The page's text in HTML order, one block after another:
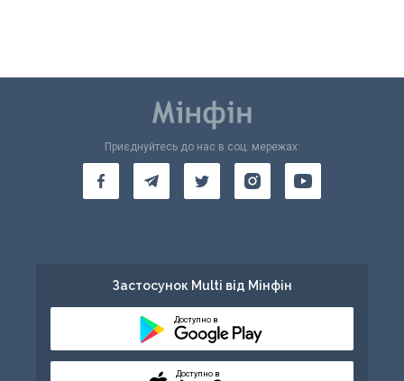
Приєднуйтесь до нас в соц. мережах:
Застосунок Multi від Мінфін
Доступно в
Доступно в